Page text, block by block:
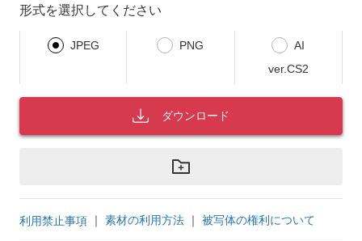
形式を選択してください
JPEG PNG
AI
ver.CS2
ダウンロード
利用禁止事項 ｜ 素材の利用方法 ｜ 被写体の権利について